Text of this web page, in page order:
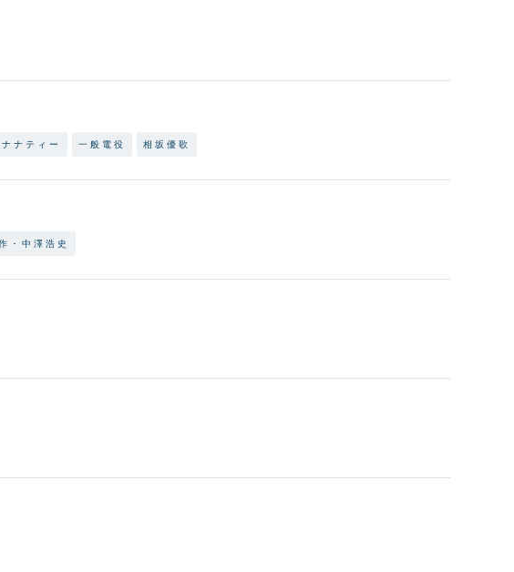
ナナティー 一般電役 相坂優歌
・中澤浩史